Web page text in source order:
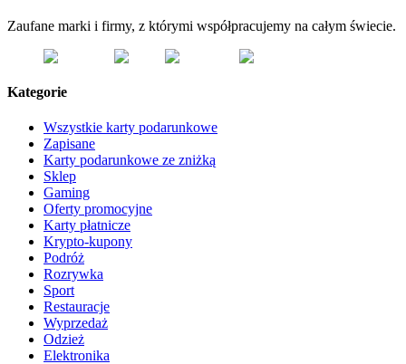
Zaufane marki i firmy, z którymi współpracujemy na całym świecie.
Kategorie
Wszystkie karty podarunkowe
Zapisane
Karty podarunkowe ze zniżką
Sklep
Gaming
Oferty promocyjne
Karty płatnicze
Krypto-kupony
Podróż
Rozrywka
Sport
Restauracje
Wyprzedaż
Odzież
Elektronika